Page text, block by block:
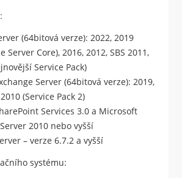
(64bitová verze): 2022, 2019
Server Core), 2016, 2012, SBS 2011,
Service Pack)
Server (64bitová verze): 2019,
(Service Pack 2)
Services 3.0 a Microsoft
2010 nebo vyšší
– verze 6.7.2 a vyšší
systému: